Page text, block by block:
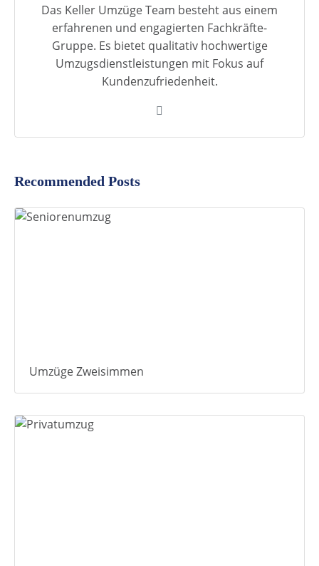
Das Keller Umzüge Team besteht aus einem
erfahrenen und engagierten Fachkräfte-
Gruppe. Es bietet qualitativ hochwertige
Umzugsdienstleistungen mit Fokus auf
Kundenzufriedenheit.
Recommended Posts
Umzüge Zweisimmen